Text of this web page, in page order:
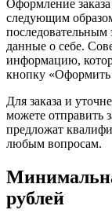
Оформление
следующим
последовательным
данные о себе.
информацию,
кнопку «Оформить
Для заказа и
можете отправить
предложат
любым вопросам.
рублей